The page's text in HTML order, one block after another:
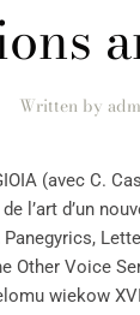
Written by
(avec C.
l’art d’un
Other Voice
wiekow